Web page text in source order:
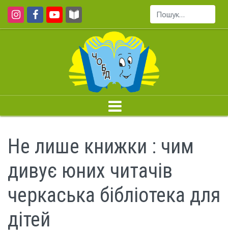
Пошук...
Не лише книжки : чим
дивує юних читачів
черкаська бібліотека для
дітей